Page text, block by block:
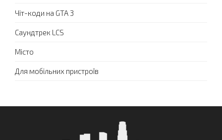
Чіт-коди на GTA 3
Саундтрек LCS
Місто
Для мобільних пристроїв